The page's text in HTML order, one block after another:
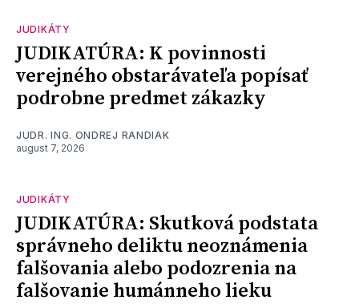
JUDIKÁTY
JUDIKATÚRA: K povinnosti
verejného obstarávateľa popísať
podrobne predmet zákazky
JUDR. ING. ONDREJ RANDIAK
august 7, 2026
JUDIKÁTY
JUDIKATÚRA: Skutková podstata
správneho deliktu neoznámenia
falšovania alebo podozrenia na
falšovanie humánneho lieku